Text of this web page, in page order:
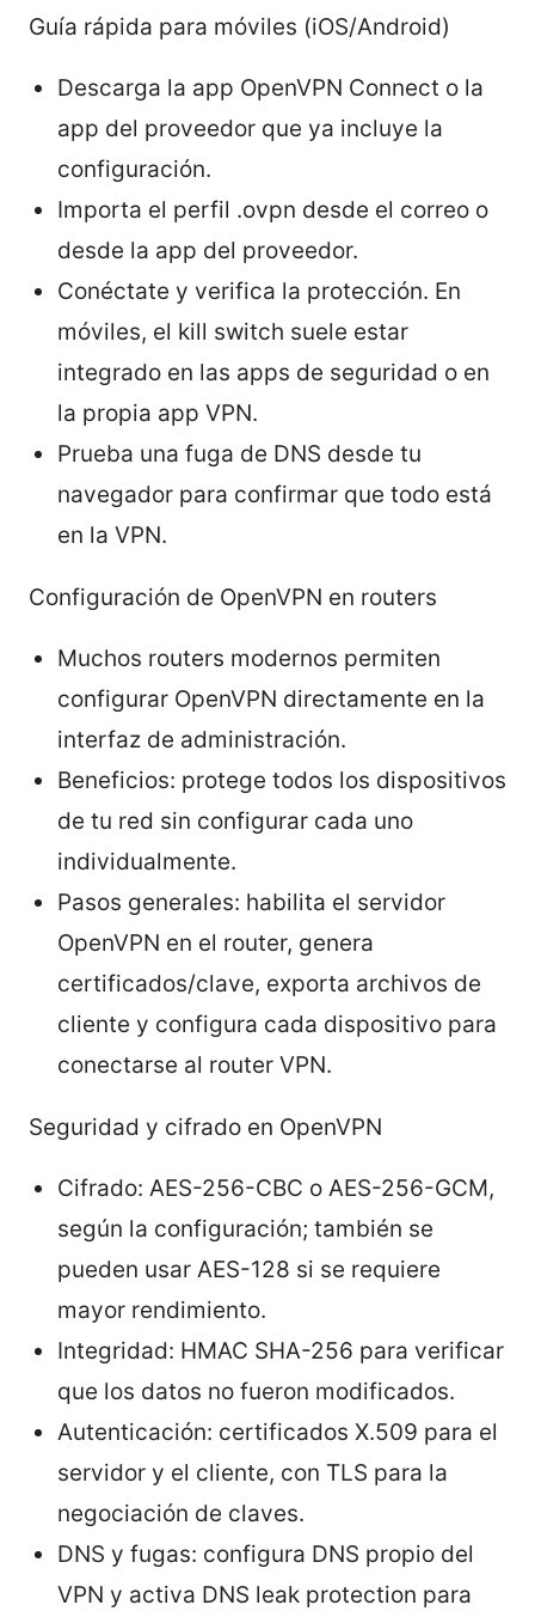
Guía rápida para móviles (iOS/Android)
Descarga la app OpenVPN Connect o la
app del proveedor que ya incluye la
configuración.
Importa el perfil .ovpn desde el correo o
desde la app del proveedor.
Conéctate y verifica la protección. En
móviles, el kill switch suele estar
integrado en las apps de seguridad o en
la propia app VPN.
Prueba una fuga de DNS desde tu
navegador para confirmar que todo está
en la VPN.
Configuración de OpenVPN en routers
Muchos routers modernos permiten
configurar OpenVPN directamente en la
interfaz de administración.
Beneficios: protege todos los dispositivos
de tu red sin configurar cada uno
individualmente.
Pasos generales: habilita el servidor
OpenVPN en el router, genera
certificados/clave, exporta archivos de
cliente y configura cada dispositivo para
conectarse al router VPN.
Seguridad y cifrado en OpenVPN
Cifrado: AES-256-CBC o AES-256-GCM,
según la configuración; también se
pueden usar AES-128 si se requiere
mayor rendimiento.
Integridad: HMAC SHA-256 para verificar
que los datos no fueron modificados.
Autenticación: certificados X.509 para el
servidor y el cliente, con TLS para la
negociación de claves.
DNS y fugas: configura DNS propio del
VPN y activa DNS leak protection para